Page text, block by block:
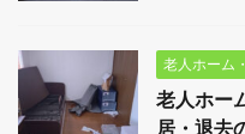
老人ホーム
老人ホー
居・退去